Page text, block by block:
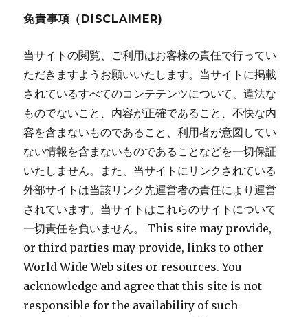
免責事項（DISCLAIMER)
当サイトの閲覧、ご利用はお客様の責任で行ってい
ただきますようお願いいたします。当サイトに掲載
されているすべてのコンテテンツについて、違法な
ものでないこと、内容が正確であること、不快な内
容を含まないものであること、利用者が意図してい
ない情報を含まないものであることなどを一切保証
いたしません。また、当サイトにリンクされている
外部サイトは当該リンク先運営者の責任により運営
されています。当サイトはこれらのサイトについて
一切責任を負いません。 This site may provide,
or third parties may provide, links to other
World Wide Web sites or resources. You
acknowledge and agree that this site is not
responsible for the availability of such